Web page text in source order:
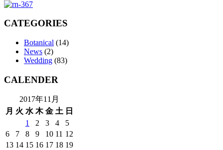
CATEGORIES
Botanical (14)
News (2)
Wedding (83)
CALENDER
2017年11月
月 火 水 木 金 土 日
1 2 3 4
5
6
7 8 9 10 11 12
13 14 15 16 17 18 19